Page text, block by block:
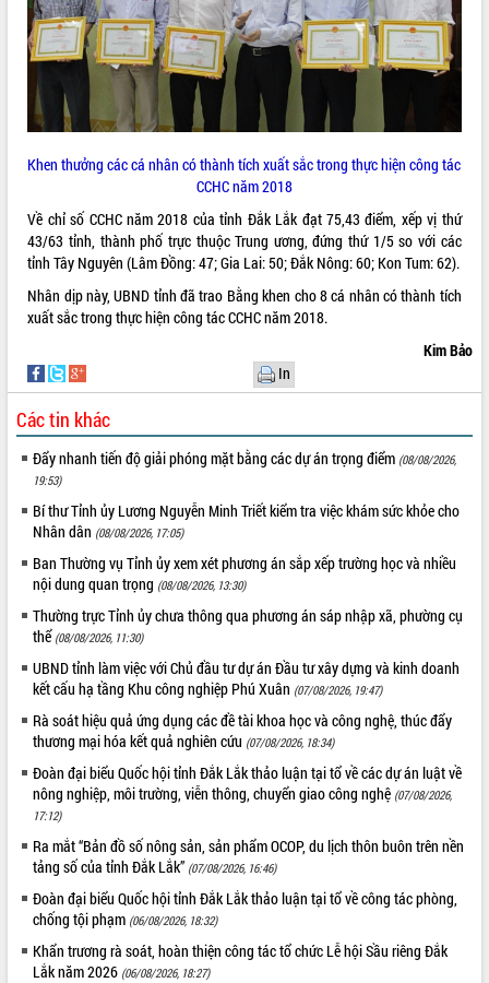
Quyết liệt cải cách hành chính, khơi
thông nguồn lực phát triển
Nâng cao hiệu lực, hiệu quả HĐND
tỉnh thông qua hiện đại hóa hành chính
Xã Ea Phê gắn cải cách hành chính với
chuyển đổi số
Phó Chủ tịch Thường trực UBND tỉnh
Hồ Thị Nguyên Thảo làm việc tại Trung
Phê
Xây dựng nền hành chính số đồng
hành cùng nông dân dân, doanh nghiệp
Giai đoạn 2026-2030, Đắk Lắk phấn
đấu có 77% xã đạt chuẩn nông thôn
Chuyển đổi số 'mở đường' cho nông
nghiệp Đắk Lắk tăng trưởng bứt phá
Triển khai đồng bộ đo đạc, lập hồ sơ
địa chính, hoàn thiện cơ sở dữ liệu đất
đai
Ứng dụng sinh trắc học - Bước tiến
trong hành trình chuyển đổi số tại Đắk
Lắk
Đắk Lắk nâng cao hiệu quả công tác
Đảng từ Sổ tay đảng viên điện tử
Đắk Lắk đẩy mạnh nuôi biển công
nghệ, hướng tới phát triển thủy sản
Tập huấn nâng cao năng lực triển khai
cấp xã
Đắk Lắk phát động hưởng ứng Ngày
Quyền của người tiêu dùng Việt Nam
2026
Đẩy mạnh cải cách hành chính, quyết
tâm đạt được mục tiêu tăng trưởng
hai con số trong năm 2026
Tổ chức trang trọng Lễ hội Đền thờ
Lương Văn Chánh năm 2026
Phó Bí thư Tỉnh ủy Đắk Lắk Đỗ Hữu
Huy giữ chức Bí thư Đảng ủy Ủy Ban
Khen thưởng các cá nhân có thành tích xuất sắc trong thực hiện công tác
CCHC năm 2018
Về chỉ số CCHC năm 2018 của tỉnh Đắk Lắk đạt 75,43 điểm, xếp vị thứ
43/63 tỉnh, thành phố trực thuộc Trung ương, đứng thứ 1/5 so với các
tỉnh Tây Nguyên (Lâm Đồng: 47; Gia Lai: 50; Đắk Nông: 60; Kon Tum: 62).
Nhân dịp này, UBND tỉnh đã trao Bằng khen cho 8 cá nhân có thành tích
xuất sắc trong thực hiện công tác CCHC năm 2018.
Kim Bảo
In
Các tin khác
Đẩy nhanh tiến độ giải phóng mặt bằng các dự án trọng điểm (08/08/2026,
19:53)
Bí thư Tỉnh ủy Lương Nguyễn Minh Triết kiểm tra việc khám sức khỏe cho
Nhân dân (08/08/2026, 17:05)
Ban Thường vụ Tỉnh ủy xem xét phương án sắp xếp trường học và nhiều
nội dung quan trọng (08/08/2026, 13:30)
Thường trực Tỉnh ủy chưa thông qua phương án sáp nhập xã, phường cụ
thể (08/08/2026, 11:30)
UBND tỉnh làm việc với Chủ đầu tư dự án Đầu tư xây dựng và kinh doanh
kết cấu hạ tầng Khu công nghiệp Phú Xuân (07/08/2026, 19:47)
Rà soát hiệu quả ứng dụng các đề tài khoa học và công nghệ, thúc đẩy
thương mại hóa kết quả nghiên cứu (07/08/2026, 18:34)
Đoàn đại biểu Quốc hội tỉnh Đắk Lắk thảo luận tại tổ về các dự án luật về
nông nghiệp, môi trường, viễn thông, chuyển giao công nghệ (07/08/2026,
17:12)
Ra mắt “Bản đồ số nông sản, sản phẩm OCOP, du lịch thôn buôn trên nền
tảng số của tỉnh Đắk Lắk” (07/08/2026, 16:46)
Đoàn đại biểu Quốc hội tỉnh Đắk Lắk thảo luận tại tổ về công tác phòng,
chống tội phạm (06/08/2026, 18:32)
Khẩn trương rà soát, hoàn thiện công tác tổ chức Lễ hội Sầu riêng Đắk
Lắk năm 2026 (06/08/2026, 18:27)